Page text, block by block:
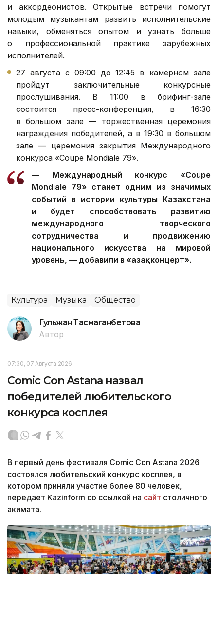
и аккордеонистов. Открытые встречи помогут
молодым музыкантам развить исполнительские
навыки, обменяться опытом и узнать больше
о профессиональной практике зарубежных
исполнителей.
27 августа с 09:00 до 12:45 в камерном зале
пройдут заключительные конкурсные
прослушивания. В 11:00 в брифинг-зале
состоится пресс-конференция, в 16:30
в большом зале — торжественная церемония
награждения победителей, а в 19:30 в большом
зале — церемония закрытия Международного
конкурса «Coupe Mondiale 79».
— Международный конкурс «Coupe
Mondiale 79» станет одним из значимых
событий в истории культуры Казахстана
и будет способствовать развитию
международного творческого
сотрудничества и продвижению
национального искусства на мировой
уровень, — добавили в «Қазақконцерт».
Культура Музыка Общество
Гульжан Тасмаганбетова
Автор
07:30, 07 Августа 2026
Comic Con Astana назвал
победителей любительского
конкурса косплея
В первый день фестиваля Comic Con Astana 2026
состоялся любительский конкурс косплея, в
котором приняли участие более 80 человек,
передает Kazinform со ссылкой на сайт столичного
акимата.